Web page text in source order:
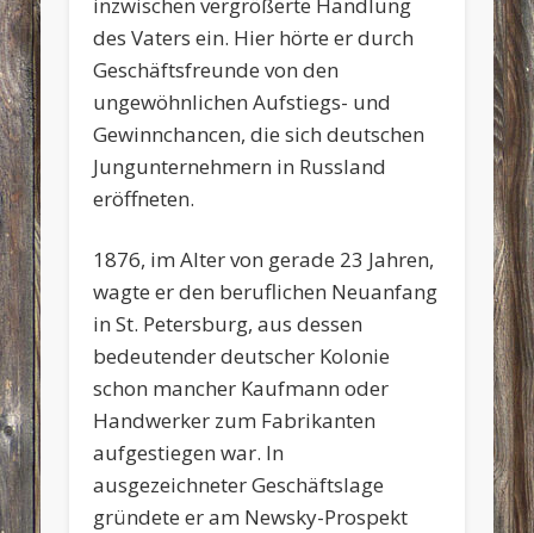
des Vaters ein. Hier hörte er durch
Geschäftsfreunde von den
ungewöhnlichen Aufstiegs- und
Gewinnchancen, die sich deutschen
Jungunternehmern in Russland
eröffneten.
1876, im Alter von gerade 23 Jahren,
wagte er den beruflichen Neuanfang
in St. Petersburg, aus dessen
bedeutender deutscher Kolonie
schon mancher Kaufmann oder
Handwerker zum Fabrikanten
aufgestiegen war. In
ausgezeichneter Geschäftslage
gründete er am Newsky-Prospekt